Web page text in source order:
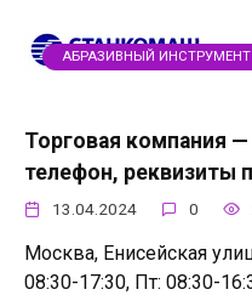
АБРАЗИВНЫЙ ИНСТРУМЕНТ
Торговая компания
телефон, реквизиты
13.04.2024 0
Москва, Енисейская
08:30-17:30, Пт: 08:30-